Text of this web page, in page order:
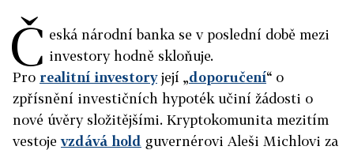
Č eská národní banka se v poslední době mezi
investory hodně skloňuje.
Pro realitní investoryjejí „doporučení“ o
zpřísnění investičních hypoték učiní žádosti o
nové úvěry složitějšími. Kryptokomunita mezitím
vestojevzdává hold guvernérovi Aleši Michlovi za